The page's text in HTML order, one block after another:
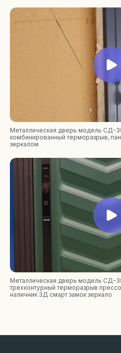
Металлическая дверь модель СД-
комбинированный терморазрыв,
зеркалом
Металлическая дверь модель СД-
трехконтурный терморазрыв
наличник 3Д смарт замок зеркало
Покупателям
О продукции
Варианты установки
Частые вопросы
Выполненные проекты
Видео обзоры дверей
+7 (905) 782-68-12
Типы
Образцы покрытий
Конструкции дверей
FORTUNA-
Разработка сайта
Политика
© 2025 Все права